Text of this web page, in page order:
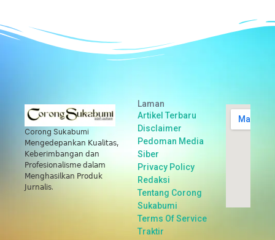
Corong Sukabumi
𝖬𝖾𝗇𝗀𝖾𝖽𝖾𝗉𝖺𝗇𝗄𝖺𝗇 𝖪𝗎𝖺𝗅𝗂𝗍𝖺𝗌,
𝖪𝖾𝖻𝖾𝗋𝗂𝗆𝖻𝖺𝗇𝗀𝖺𝗇 𝖽𝖺𝗇
𝖯𝗋𝗈𝖿𝖾𝗌𝗂𝗈𝗇𝖺𝗅𝗂𝗌𝗆𝖾 𝖽𝖺𝗅𝖺𝗆
𝖬𝖾𝗇𝗀𝗁𝖺𝗌𝗂𝗅𝗄𝖺𝗇 𝖯𝗋𝗈𝖽𝗎𝗄
𝖩𝗎𝗋𝗇𝖺𝗅𝗂𝗌.
Laman
Artikel Terbaru
Disclaimer
Pedoman Media
Siber
Privacy Policy
Redaksi
Tentang Corong
Sukabumi
Terms Of Service
Traktir